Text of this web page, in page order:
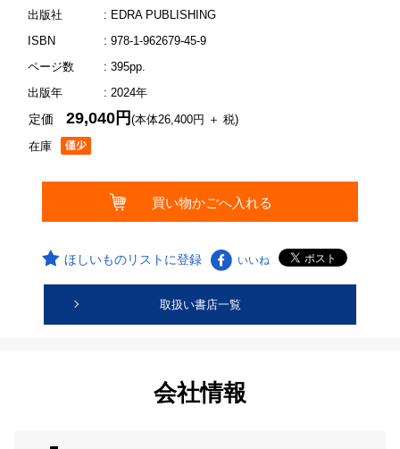
出版社
: EDRA PUBLISHING
ISBN
: 978-1-962679-45-9
ページ数
: 395pp.
出版年
: 2024年
在庫
定価29,040円(本体26,400円 ＋ 税)
ほしいものリストに登録 いいね
取扱い書店一覧
会社情報